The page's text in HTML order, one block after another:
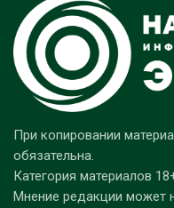
При копировании
обязательна.
Категория материалов
Мнение редакции может